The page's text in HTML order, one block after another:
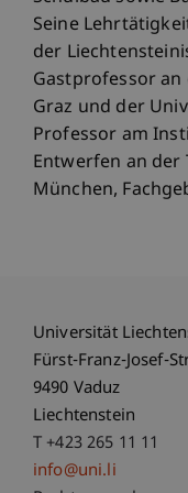
Seine
der
Gastprofessor
Graz und der
Professor am
Entwerfen an der
München,
Universität
Fürst-Franz-Josef-
9490 Vaduz
Liechtenstein
T +423 265 11 11
info@uni.li